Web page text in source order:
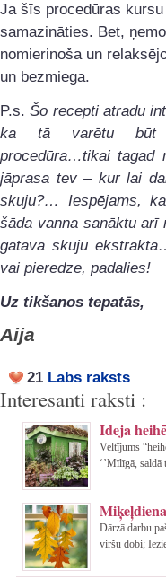
Ja šīs procedūras
samazināties. Bet,
nomierinoša un
un bezmiega.
P.s.Šo recepti atradu
ka tā varētu būt
procedūra…tikai tagad
jāprasa tev – kur lai
skuju?… Iespējams,
šāda vanna sanāktu arī
gatava skuju
vai pieredze, padalies!
Uz tikšanos tepatās,
Aija
21 Labs raksts
Interesanti raksti :
Ideja
Veltījums
‘’Mīlīgā, saldā
Dārzā darbu
viršu dobi;